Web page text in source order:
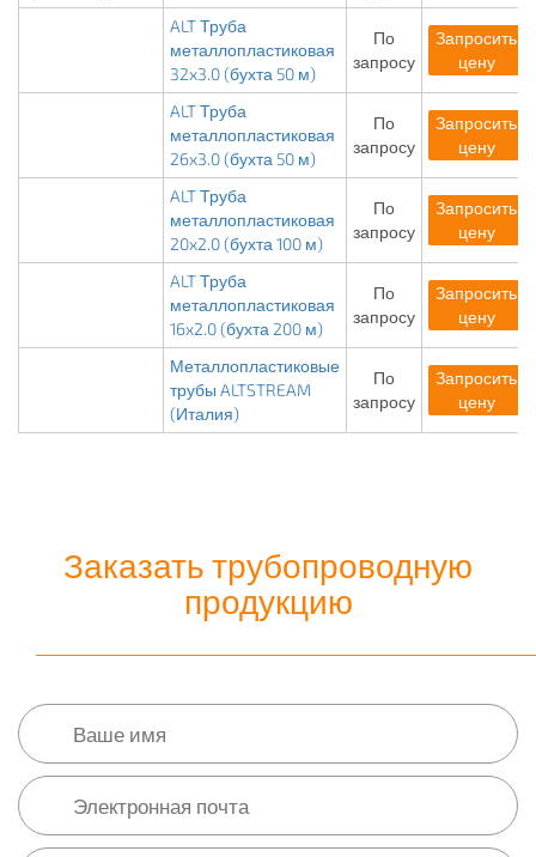
ALT Труба
металлопластиковая
32x3.0 (бухта 50 м)
По
запросу
Запросить
цену
ALT Труба
металлопластиковая
26x3.0 (бухта 50 м)
По
запросу
Запросить
цену
ALT Труба
металлопластиковая
20x2.0 (бухта 100 м)
По
запросу
Запросить
цену
ALT Труба
металлопластиковая
16x2.0 (бухта 200 м)
По
запросу
Запросить
цену
Металлопластиковые
трубы ALTSTREAM
(Италия)
По
запросу
Запросить
цену
Заказать трубопроводную
продукцию